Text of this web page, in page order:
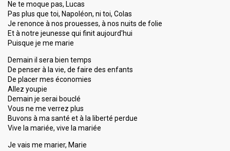
Ne te moque pas, Lucas
Pas plus que toi, Napoléon, ni toi, Colas
Je renonce à nos prouesses, à nos nuits de folie
Et à notre jeunesse qui finit aujourd'hui
Puisque je me marie
Demain il sera bien temps
De penser à la vie, de faire des enfants
De placer mes économies
Allez youpie
Demain je serai bouclé
Vous ne me verrez plus
Buvons à ma santé et à la liberté perdue
Vive la mariée, vive la mariée
Je vais me marier, Marie